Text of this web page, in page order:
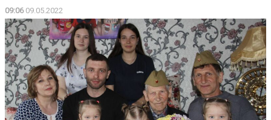
09:0609.05.2022